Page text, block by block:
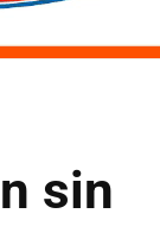
sin